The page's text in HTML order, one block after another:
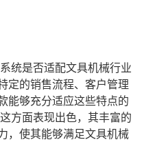
统是否适配文具机械行业
定的销售流程、客户管理
能够充分适应这些特点的
方面表现出色，其丰富的
，使其能够满足文具机械